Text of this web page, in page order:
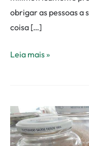
obrigar as pessoas a
coisa […]
Leia mais »
Voto
Sustentável